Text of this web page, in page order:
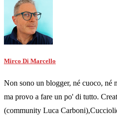
Mirco Di Marcello
Non sono un blogger, né cuoco, né
ma provo a fare un po' di tutto.
(community Luca